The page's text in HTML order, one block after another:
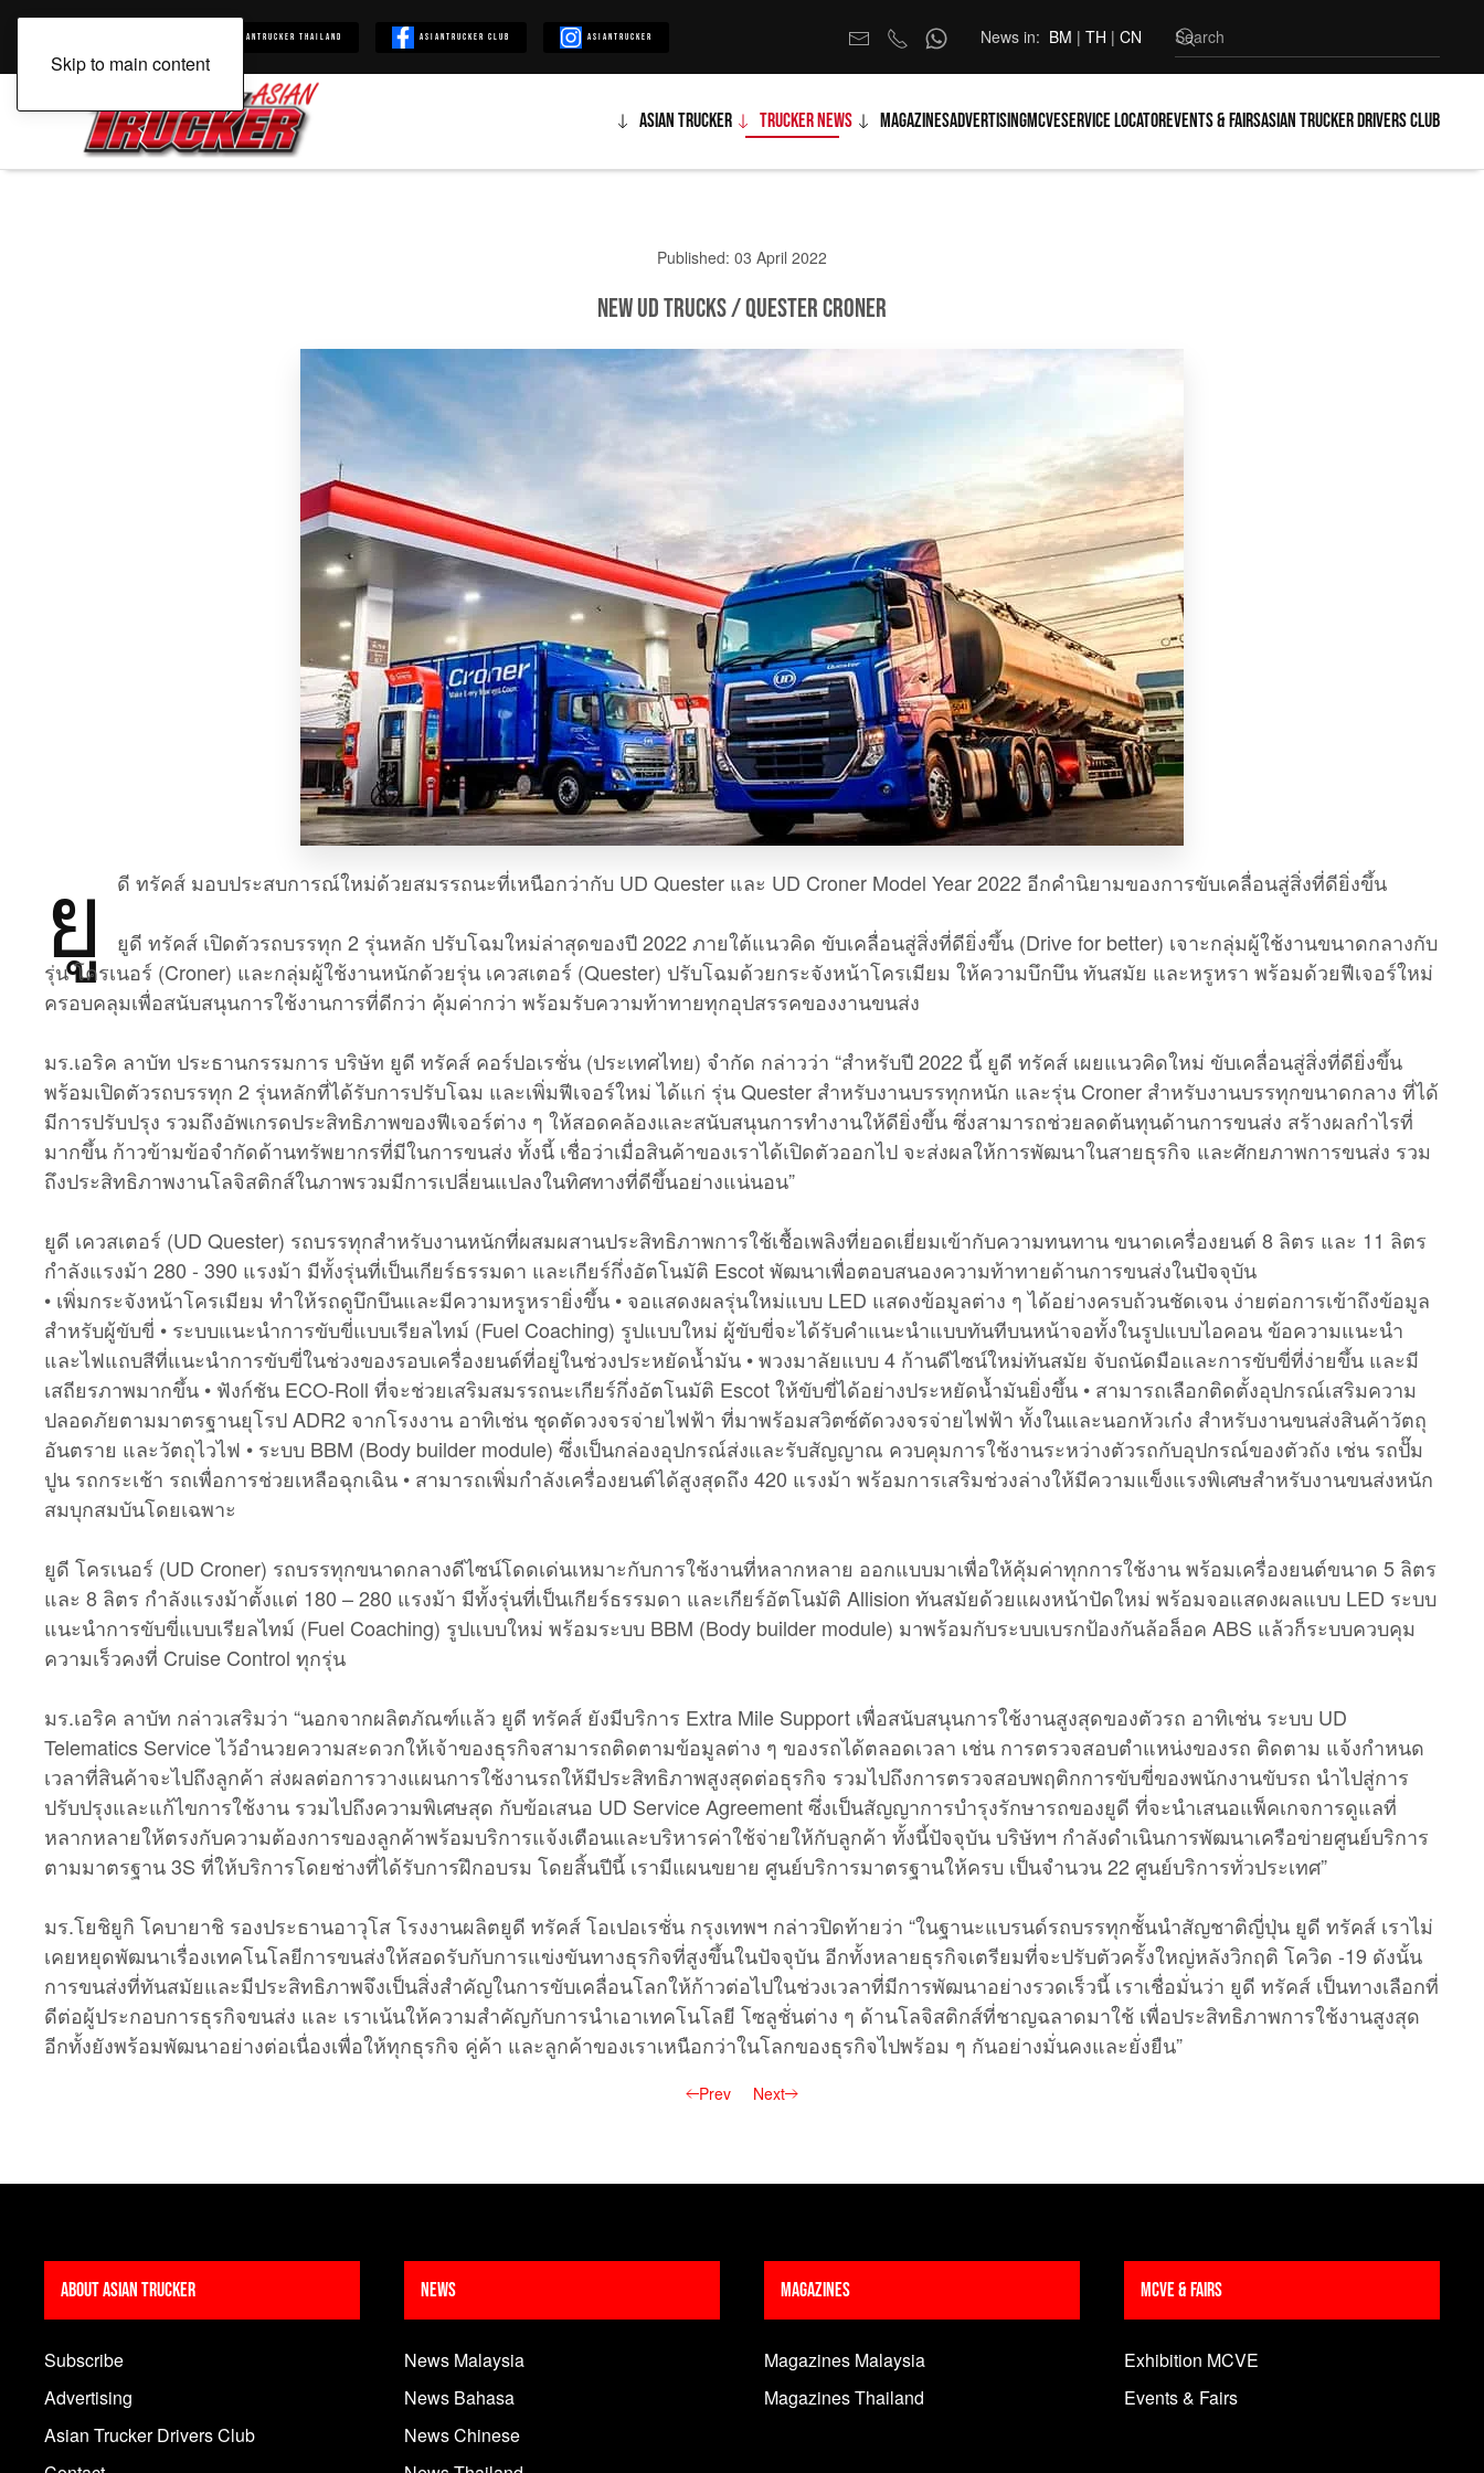
Skip to main content
Asiantrucker Thailand Asiantrucker Club Asiantrucker News in: BM | TH | CN
Asian Trucker Trucker News MagazinesAdvertisingMCVEService locatorEvents & FairsAsian Trucker Drivers Club
Published: 03 April 2022
New UD Trucks / Quester Croner
ยู ดี ทรัคส์ มอบประสบการณ์ใหม่ด้วยสมรรถนะที่เหนือกว่ากับ UD Quester และ UD Croner Model Year 2022 อีกคำนิยามของการขับเคลื่อนสู่สิ่งที่ดียิ่งขึ้น
ยูดี ทรัคส์ เปิดตัวรถบรรทุก 2 รุ่นหลัก ปรับโฉมใหม่ล่าสุดของปี 2022 ภายใต้แนวคิด ขับเคลื่อนสู่สิ่งที่ดียิ่งขึ้น (Drive for better) เจาะกลุ่มผู้ใช้งานขนาดกลางกับ
รุ่น โครเนอร์ (Croner) และกลุ่มผู้ใช้งานหนักด้วยรุ่น เควสเตอร์ (Quester) ปรับโฉมด้วยกระจังหน้าโครเมียม ให้ความบึกบึน ทันสมัย และหรูหรา พร้อมด้วยฟีเจอร์ใหม่
ครอบคลุมเพื่อสนับสนุนการใช้งานการที่ดีกว่า คุ้มค่ากว่า พร้อมรับความท้าทายทุกอุปสรรคของงานขนส่ง
มร.เอริค ลาบัท ประธานกรรมการ บริษัท ยูดี ทรัคส์ คอร์ปอเรชั่น (ประเทศไทย) จำกัด กล่าวว่า “สำหรับปี 2022 นี้ ยูดี ทรัคส์ เผยแนวคิดใหม่ ขับเคลื่อนสู่สิ่งที่ดียิ่งขึ้น
พร้อมเปิดตัวรถบรรทุก 2 รุ่นหลักที่ได้รับการปรับโฉม และเพิ่มฟีเจอร์ใหม่ ได้แก่ รุ่น Quester สำหรับงานบรรทุกหนัก และรุ่น Croner สำหรับงานบรรทุกขนาดกลาง ที่ได้
มีการปรับปรุง รวมถึงอัพเกรดประสิทธิภาพของฟีเจอร์ต่าง ๆ ให้สอดคล้องและสนับสนุนการทำงานให้ดียิ่งขึ้น ซึ่งสามารถช่วยลดต้นทุนด้านการขนส่ง สร้างผลกำไรที่
มากขึ้น ก้าวข้ามข้อจำกัดด้านทรัพยากรที่มีในการขนส่ง ทั้งนี้ เชื่อว่าเมื่อสินค้าของเราได้เปิดตัวออกไป จะส่งผลให้การพัฒนาในสายธุรกิจ และศักยภาพการขนส่ง รวม
ถึงประสิทธิภาพงานโลจิสติกส์ในภาพรวมมีการเปลี่ยนแปลงในทิศทางที่ดีขึ้นอย่างแน่นอน”
ยูดี เควสเตอร์ (UD Quester) รถบรรทุกสำหรับงานหนักที่ผสมผสานประสิทธิภาพการใช้เชื้อเพลิงที่ยอดเยี่ยมเข้ากับความทนทาน ขนาดเครื่องยนต์ 8 ลิตร และ 11 ลิตร
กำลังแรงม้า 280 - 390 แรงม้า มีทั้งรุ่นที่เป็นเกียร์ธรรมดา และเกียร์กึ่งอัตโนมัติ Escot พัฒนาเพื่อตอบสนองความท้าทายด้านการขนส่งในปัจจุบัน
• เพิ่มกระจังหน้าโครเมียม ทำให้รถดูบึกบึนและมีความหรูหรายิ่งขึ้น • จอแสดงผลรุ่นใหม่แบบ LED แสดงข้อมูลต่าง ๆ ได้อย่างครบถ้วนชัดเจน ง่ายต่อการเข้าถึงข้อมูล
สำหรับผู้ขับขี่ • ระบบแนะนำการขับขี่แบบเรียลไทม์ (Fuel Coaching) รูปแบบใหม่ ผู้ขับขี่จะได้รับคำแนะนำแบบทันทีบนหน้าจอทั้งในรูปแบบไอคอน ข้อความแนะนำ
และไฟแถบสีที่แนะนำการขับขี่ในช่วงของรอบเครื่องยนต์ที่อยู่ในช่วงประหยัดน้ำมัน • พวงมาลัยแบบ 4 ก้านดีไซน์ใหม่ทันสมัย จับถนัดมือและการขับขี่ที่ง่ายขึ้น และมี
เสถียรภาพมากขึ้น • ฟังก์ชัน ECO-Roll ที่จะช่วยเสริมสมรรถนะเกียร์กึ่งอัตโนมัติ Escot ให้ขับขี่ได้อย่างประหยัดน้ำมันยิ่งขึ้น • สามารถเลือกติดตั้งอุปกรณ์เสริมความ
ปลอดภัยตามมาตรฐานยุโรป ADR2 จากโรงงาน อาทิเช่น ชุดตัดวงจรจ่ายไฟฟ้า ที่มาพร้อมสวิตซ์ตัดวงจรจ่ายไฟฟ้า ทั้งในและนอกหัวเก๋ง สำหรับงานขนส่งสินค้าวัตถุ
อันตราย และวัตถุไวไฟ • ระบบ BBM (Body builder module) ซึ่งเป็นกล่องอุปกรณ์ส่งและรับสัญญาณ ควบคุมการใช้งานระหว่างตัวรถกับอุปกรณ์ของตัวถัง เช่น รถปั๊ม
ปูน รถกระเช้า รถเพื่อการช่วยเหลือฉุกเฉิน • สามารถเพิ่มกำลังเครื่องยนต์ได้สูงสุดถึง 420 แรงม้า พร้อมการเสริมช่วงล่างให้มีความแข็งแรงพิเศษสำหรับงานขนส่งหนัก
สมบุกสมบันโดยเฉพาะ
ยูดี โครเนอร์ (UD Croner) รถบรรทุกขนาดกลางดีไซน์โดดเด่นเหมาะกับการใช้งานที่หลากหลาย ออกแบบมาเพื่อให้คุ้มค่าทุกการใช้งาน พร้อมเครื่องยนต์ขนาด 5 ลิตร
และ 8 ลิตร กำลังแรงม้าตั้งแต่ 180 – 280 แรงม้า มีทั้งรุ่นที่เป็นเกียร์ธรรมดา และเกียร์อัตโนมัติ Allision ทันสมัยด้วยแผงหน้าปัดใหม่ พร้อมจอแสดงผลแบบ LED ระบบ
แนะนำการขับขี่แบบเรียลไทม์ (Fuel Coaching) รูปแบบใหม่ พร้อมระบบ BBM (Body builder module) มาพร้อมกับระบบเบรกป้องกันล้อล็อค ABS แล้วก็ระบบควบคุม
ความเร็วคงที่ Cruise Control ทุกรุ่น
มร.เอริค ลาบัท กล่าวเสริมว่า “นอกจากผลิตภัณฑ์แล้ว ยูดี ทรัคส์ ยังมีบริการ Extra Mile Support เพื่อสนับสนุนการใช้งานสูงสุดของตัวรถ อาทิเช่น ระบบ UD
Telematics Service ไว้อำนวยความสะดวกให้เจ้าของธุรกิจสามารถติดตามข้อมูลต่าง ๆ ของรถได้ตลอดเวลา เช่น การตรวจสอบตำแหน่งของรถ ติดตาม แจ้งกำหนด
เวลาที่สินค้าจะไปถึงลูกค้า ส่งผลต่อการวางแผนการใช้งานรถให้มีประสิทธิภาพสูงสุดต่อธุรกิจ รวมไปถึงการตรวจสอบพฤติกการขับขี่ของพนักงานขับรถ นำไปสู่การ
ปรับปรุงและแก้ไขการใช้งาน รวมไปถึงความพิเศษสุด กับข้อเสนอ UD Service Agreement ซึ่งเป็นสัญญาการบำรุงรักษารถของยูดี ที่จะนำเสนอแพ็คเกจการดูแลที่
หลากหลายให้ตรงกับความต้องการของลูกค้าพร้อมบริการแจ้งเตือนและบริหารค่าใช้จ่ายให้กับลูกค้า ทั้งนี้ปัจจุบัน บริษัทฯ กำลังดำเนินการพัฒนาเครือข่ายศูนย์บริการ
ตามมาตรฐาน 3S ที่ให้บริการโดยช่างที่ได้รับการฝึกอบรม โดยสิ้นปีนี้ เรามีแผนขยาย ศูนย์บริการมาตรฐานให้ครบ เป็นจำนวน 22 ศูนย์บริการทั่วประเทศ”
มร.โยชิยูกิ โคบายาชิ รองประธานอาวุโส โรงงานผลิตยูดี ทรัคส์ โอเปอเรชั่น กรุงเทพฯ กล่าวปิดท้ายว่า “ในฐานะแบรนด์รถบรรทุกชั้นนำสัญชาติญี่ปุ่น ยูดี ทรัคส์ เราไม่
เคยหยุดพัฒนาเรื่องเทคโนโลยีการขนส่งให้สอดรับกับการแข่งขันทางธุรกิจที่สูงขึ้นในปัจจุบัน อีกทั้งหลายธุรกิจเตรียมที่จะปรับตัวครั้งใหญ่หลังวิกฤติ โควิด -19 ดังนั้น
การขนส่งที่ทันสมัยและมีประสิทธิภาพจึงเป็นสิ่งสำคัญในการขับเคลื่อนโลกให้ก้าวต่อไปในช่วงเวลาที่มีการพัฒนาอย่างรวดเร็วนี้ เราเชื่อมั่นว่า ยูดี ทรัคส์ เป็นทางเลือกที่
ดีต่อผู้ประกอบการธุรกิจขนส่ง และ เราเน้นให้ความสำคัญกับการนำเอาเทคโนโลยี โซลูชั่นต่าง ๆ ด้านโลจิสติกส์ที่ชาญฉลาดมาใช้ เพื่อประสิทธิภาพการใช้งานสูงสุด
อีกทั้งยังพร้อมพัฒนาอย่างต่อเนื่องเพื่อให้ทุกธุรกิจ คู่ค้า และลูกค้าของเราเหนือกว่าในโลกของธุรกิจไปพร้อม ๆ กันอย่างมั่นคงและยั่งยืน”
Prev Next
About Asian Trucker
Subscribe
Advertising
Asian Trucker Drivers Club
News
News Malaysia
News Bahasa
News Chinese
Magazines
Magazines Malaysia
Magazines Thailand
MCVE & Fairs
Exhibition MCVE
Events & Fairs